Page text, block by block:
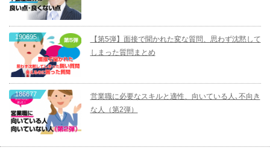
190695
【第5弾】面接で聞かれた変な質問、思わず沈黙して
しまった質問まとめ
186677
営業職に必要なスキルと適性、向いている人､不向き
な人（第2弾）